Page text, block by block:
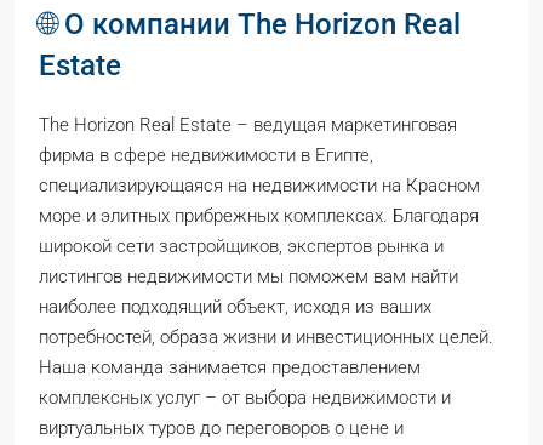
🌐 О компании The Horizon Real
Estate
The Horizon Real Estate – ведущая маркетинговая
фирма в сфере недвижимости в Египте,
специализирующаяся на недвижимости на Красном
море и элитных прибрежных комплексах. Благодаря
широкой сети застройщиков, экспертов рынка и
листингов недвижимости мы поможем вам найти
наиболее подходящий объект, исходя из ваших
потребностей, образа жизни и инвестиционных целей.
Наша команда занимается предоставлением
комплексных услуг – от выбора недвижимости и
виртуальных туров до переговоров о цене и